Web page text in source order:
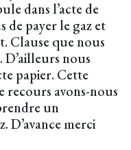
dans l’acte de
de payer le gaz et
Clause que nous
D’ailleurs nous
papier. Cette
recours avons-nous
un
D’avance merci